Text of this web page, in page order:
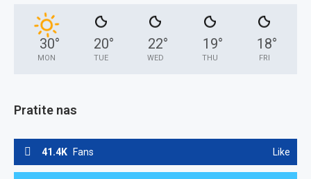
30°
MON
20°
TUE
22°
WED
19°
THU
18°
FRI
Pratite nas
41.4K Fans Like